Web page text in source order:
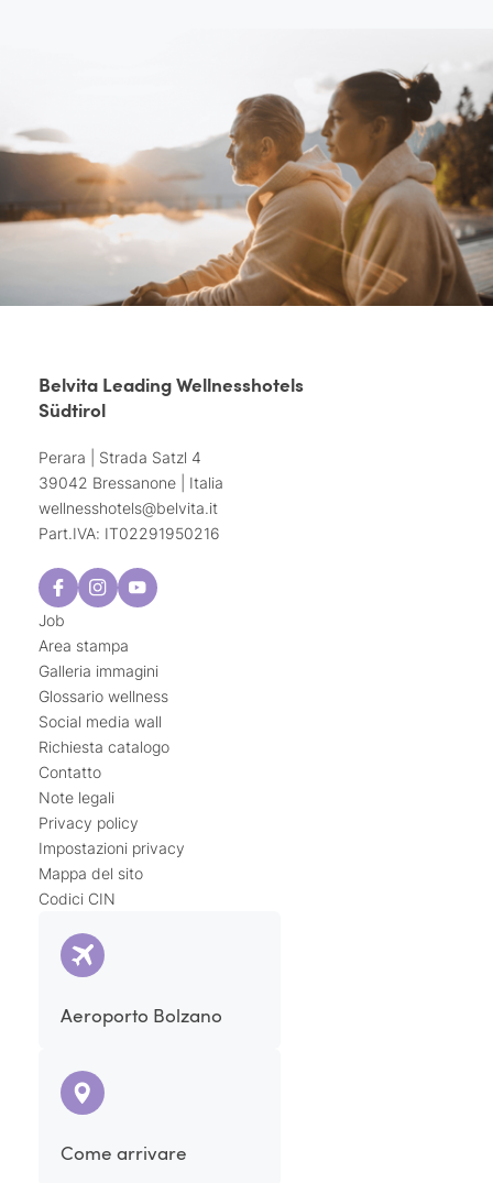
Belvita Leading Wellnesshotels
Südtirol
Perara | Strada Satzl 4
39042 Bressanone | Italia
wellnesshotels@belvita.it
Part.IVA: IT02291950216
Job
Area stampa
Galleria immagini
Glossario wellness
Social media wall
Richiesta catalogo
Contatto
Note legali
Privacy policy
Impostazioni privacy
Mappa del sito
Codici CIN
Aeroporto Bolzano
Come arrivare